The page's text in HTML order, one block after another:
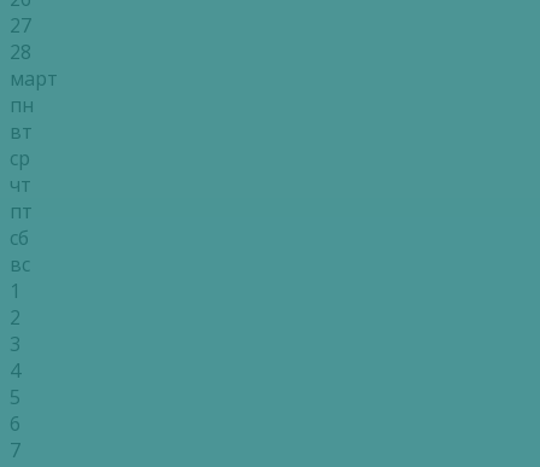
27
28
март
пн
вт
ср
чт
пт
сб
вс
1
2
3
4
5
6
7